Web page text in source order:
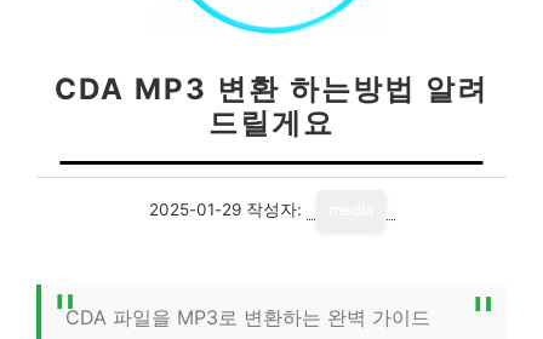
CDA MP3 변환 하는방법 알려
드릴게요
2025-01-29 작성자:
CDA 파일을 MP3로 변환하는 완벽 가이드